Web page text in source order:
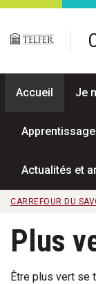
Passer au contenu
Accueil Je
Actualités et
CARREFOUR DU
Plus
Être plus vert se